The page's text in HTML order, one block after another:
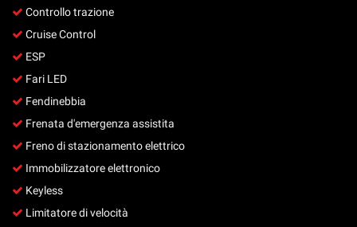
Controllo trazione
Cruise Control
ESP
Fari LED
Fendinebbia
Frenata d'emergenza assistita
Freno di stazionamento elettrico
Immobilizzatore elettronico
Keyless
Limitatore di velocità